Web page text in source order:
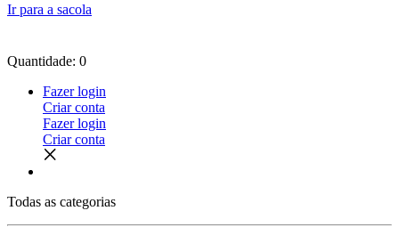
Ir para a sacola
Quantidade: 0
Fazer login
Criar conta
Fazer login
Criar conta
Todas as categorias